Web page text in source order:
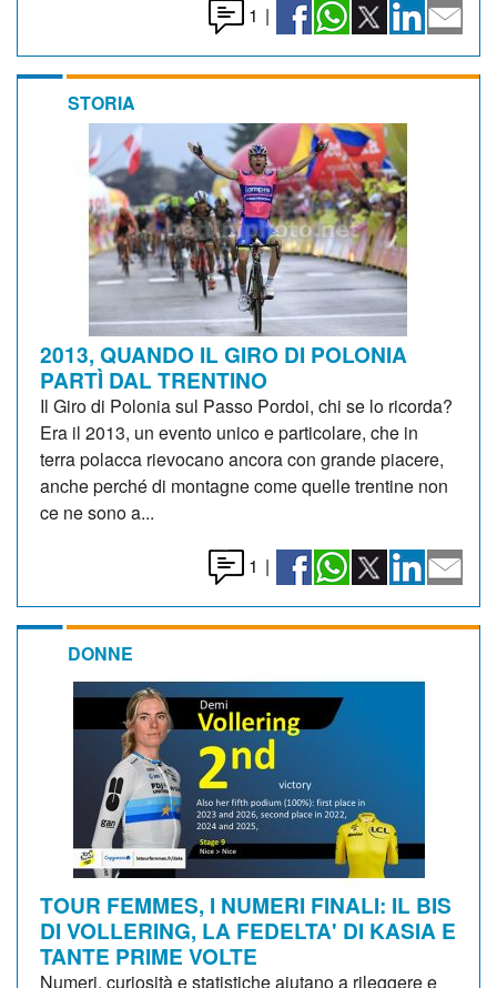
1 |
STORIA
2013, QUANDO IL GIRO DI POLONIA
PARTÌ DAL TRENTINO
Il Giro di Polonia sul Passo Pordoi, chi se lo ricorda?
Era il 2013, un evento unico e particolare, che in
terra polacca rievocano ancora con grande piacere,
anche perché di montagne come quelle trentine non
ce ne sono a...
1 |
DONNE
TOUR FEMMES, I NUMERI FINALI: IL BIS
DI VOLLERING, LA FEDELTA' DI KASIA E
TANTE PRIME VOLTE
Numeri, curiosità e statistiche aiutano a rileggere e